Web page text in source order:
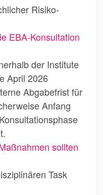
Risiko-
EBA-Konsultation
der Institute
April 2026
Abgabefrist für
Anfang
sollten
Task